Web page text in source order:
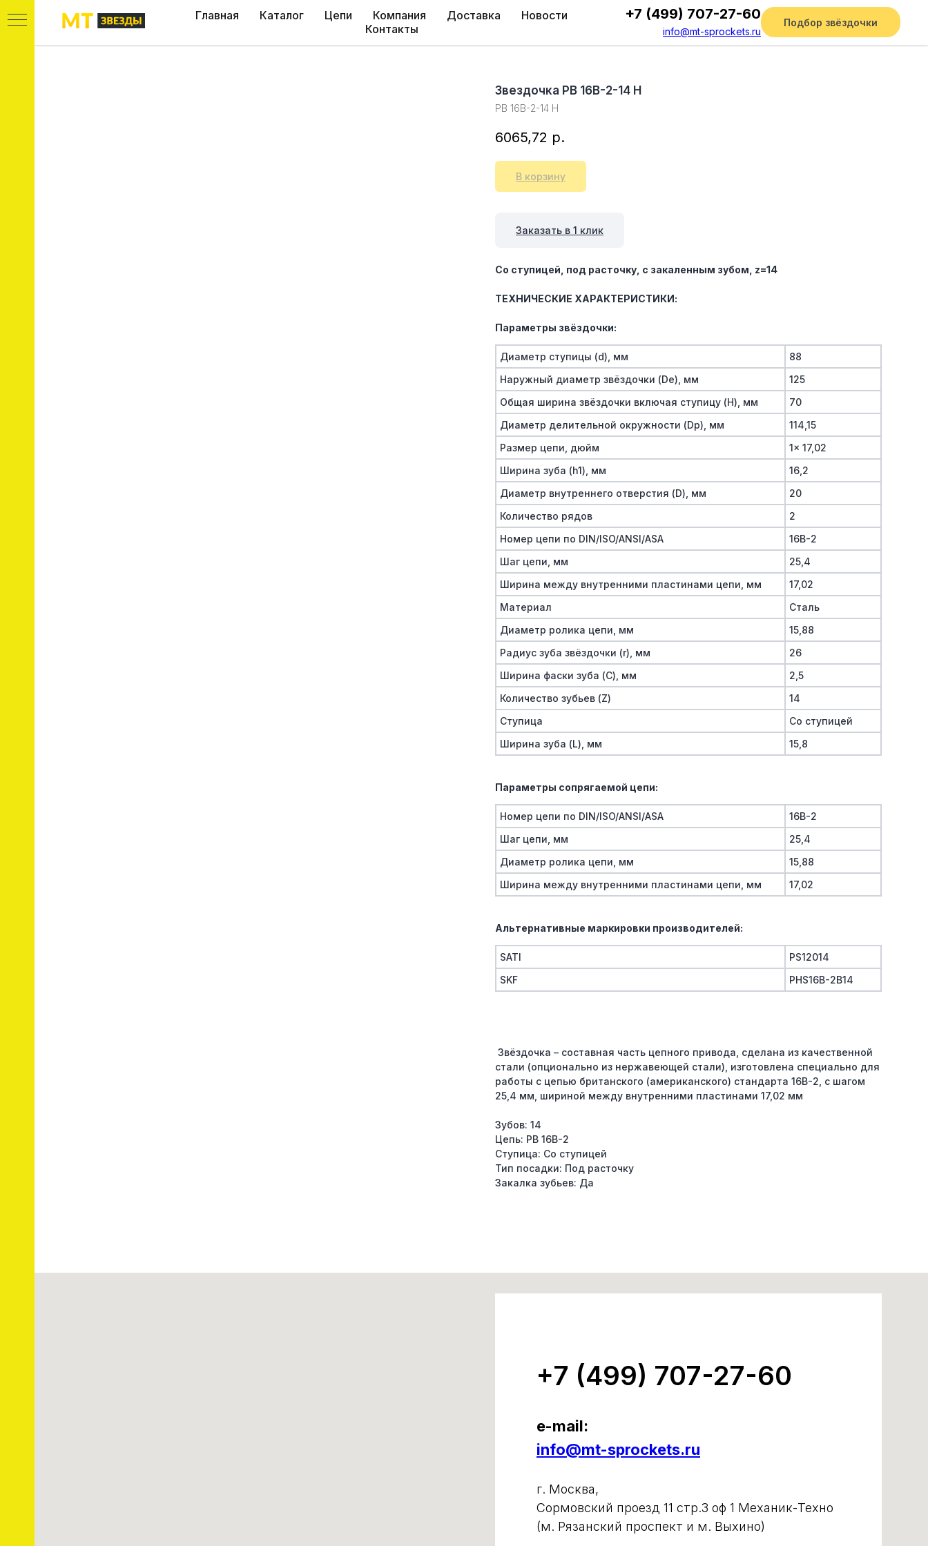
Главная Каталог Цепи Компания Доставка
Новости
Контакты
+7 (499) 707-27-60
info@mt-sprockets.ru
Подбор звёздочки
Звездочка PB 16B-2-14 H
PB 16B-2-14 H
6065,72 р.
В корзину
Заказать в 1 клик
Со ступицей, под расточку, c закаленным зубом, z=14
ТЕХНИЧЕСКИЕ ХАРАКТЕРИСТИКИ:
Параметры звёздочки:
Диаметр ступицы (d), мм
88
Наружный диаметр звёздочки (De), мм
125
Общая ширина звёздочки включая ступицу (H), мм
70
Диаметр делительной окружности (Dp), мм
114,15
Размер цепи, дюйм
1x 17,02
Ширина зуба (h1), мм
16,2
Диаметр внутреннего отверстия (D), мм
20
Количество рядов
2
Номер цепи по DIN/ISO/ANSI/ASA
16B-2
Шаг цепи, мм
25,4
Ширина между внутренними пластинами цепи, мм
17,02
Материал
Сталь
Диаметр ролика цепи, мм
15,88
Радиус зуба звёздочки (r), мм
26
Ширина фаски зуба (C), мм
2,5
Количество зубьев (Z)
14
Ступица
Со ступицей
Ширина зуба (L), мм
15,8
Параметры сопрягаемой цепи:
Номер цепи по DIN/ISO/ANSI/ASA
16B-2
Шаг цепи, мм
25,4
Диаметр ролика цепи, мм
15,88
Ширина между внутренними пластинами цепи, мм
17,02
Альтернативные маркировки производителей:
SATI
PS12014
SKF
PHS16B-2B14
Звёздочка – составная часть цепного привода, сделана из качественной
стали (опционально из нержавеющей стали), изготовлена специально для
работы с цепью британского (американского) стандарта 16B-2, с шагом
25,4 мм, шириной между внутренними пластинами 17,02 мм
Зубов: 14
Цепь: PB 16B-2
Ступица: Со ступицей
Тип посадки: Под расточку
Закалка зубьев: Да
+7 (499) 707-27-60
e-mail:
info@mt-sprockets.ru
г. Москва,
Сормовский проезд 11 стр.3 оф 1 Механик-Техно
(м. Рязанский проспект и м. Выхино)